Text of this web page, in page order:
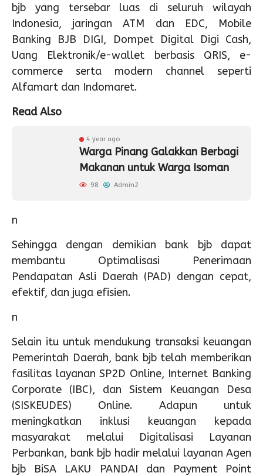
bjb yang tersebar luas di seluruh wilayah
Indonesia, jaringan ATM dan EDC, Mobile
Banking BJB DIGI, Dompet Digital Digi Cash,
Uang Elektronik/e-wallet berbasis QRIS, e-
commerce serta modern channel seperti
Alfamart dan Indomaret.
Read Also
4 year ago
Warga Pinang Galakkan Berbagi
Makanan untuk Warga Isoman
98 Admin2
n
Sehingga dengan demikian bank bjb dapat
membantu Optimalisasi Penerimaan
Pendapatan Asli Daerah (PAD) dengan cepat,
efektif, dan juga efisien.
n
Selain itu untuk mendukung transaksi keuangan
Pemerintah Daerah, bank bjb telah memberikan
fasilitas layanan SP2D Online, Internet Banking
Corporate (IBC), dan Sistem Keuangan Desa
(SISKEUDES) Online. Adapun untuk
meningkatkan inklusi keuangan kepada
masyarakat melalui Digitalisasi Layanan
Perbankan, bank bjb hadir melalui layanan Agen
bjb BiSA LAKU PANDAI dan Payment Point